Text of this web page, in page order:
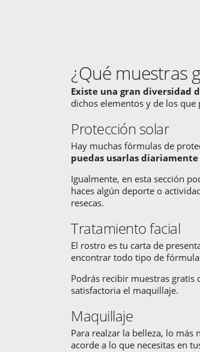
¿Qué muestras
Existe una gran diversidad
dichos elementos y de los
Protección solar
Hay muchas fórmulas de
puedas usarlas diariamente
Igualmente, en esta sección
haces algún deporte o
resecas.
Tratamiento facial
El rostro es tu carta de
encontrar todo tipo de
Podrás recibir muestras gratis
satisfactoria el maquillaje.
Maquillaje
Para realzar la belleza, lo más
acorde a lo que necesitas en